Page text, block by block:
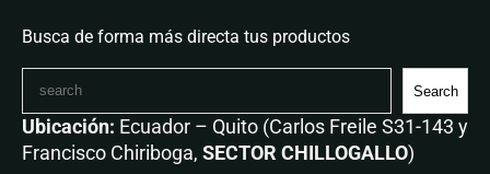
Busca de forma más directa tus productos
Search
Ubicación: Ecuador – Quito (Carlos Freile S31-143 y
Francisco Chiriboga, SECTOR CHILLOGALLO)